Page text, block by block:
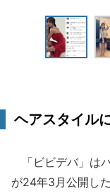
ヘアスタイル
「ビビデバ」は
が24年3月公開し